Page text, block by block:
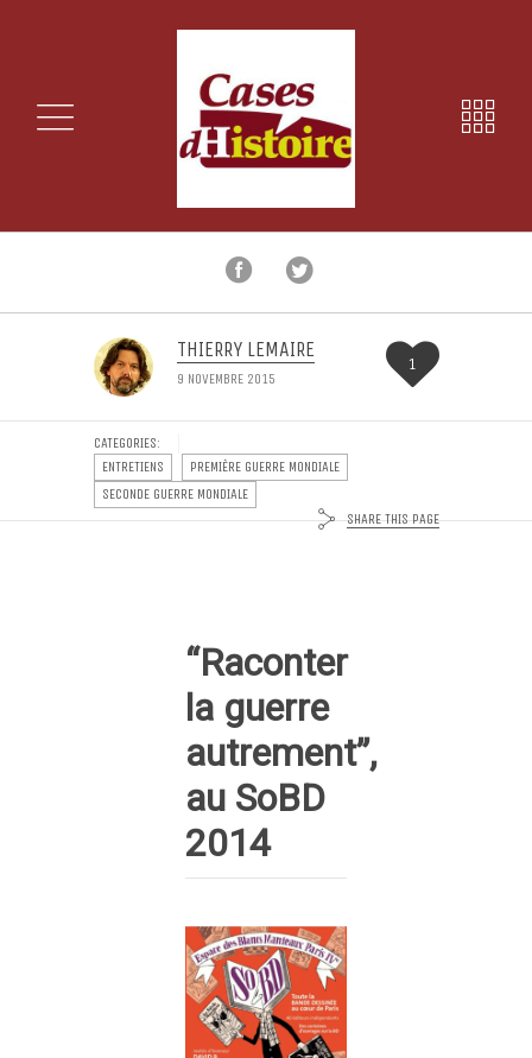
THIERRY LEMAIRE
9 NOVEMBRE 2015
1
CATEGORIES:
ENTRETIENS
PREMIÈRE GUERRE MONDIALE
SECONDE GUERRE MONDIALE
SHARE THIS PAGE
“Raconter
la guerre
autrement”,
au SoBD
2014